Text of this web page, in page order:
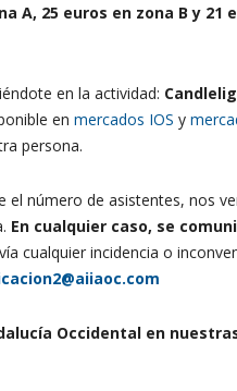
A, 25 euros en zona B y 21
en la actividad:
en mercados IOS y
persona.
el número de asistentes, nos
En cualquier caso, se
cualquier incidencia o
Occidental en